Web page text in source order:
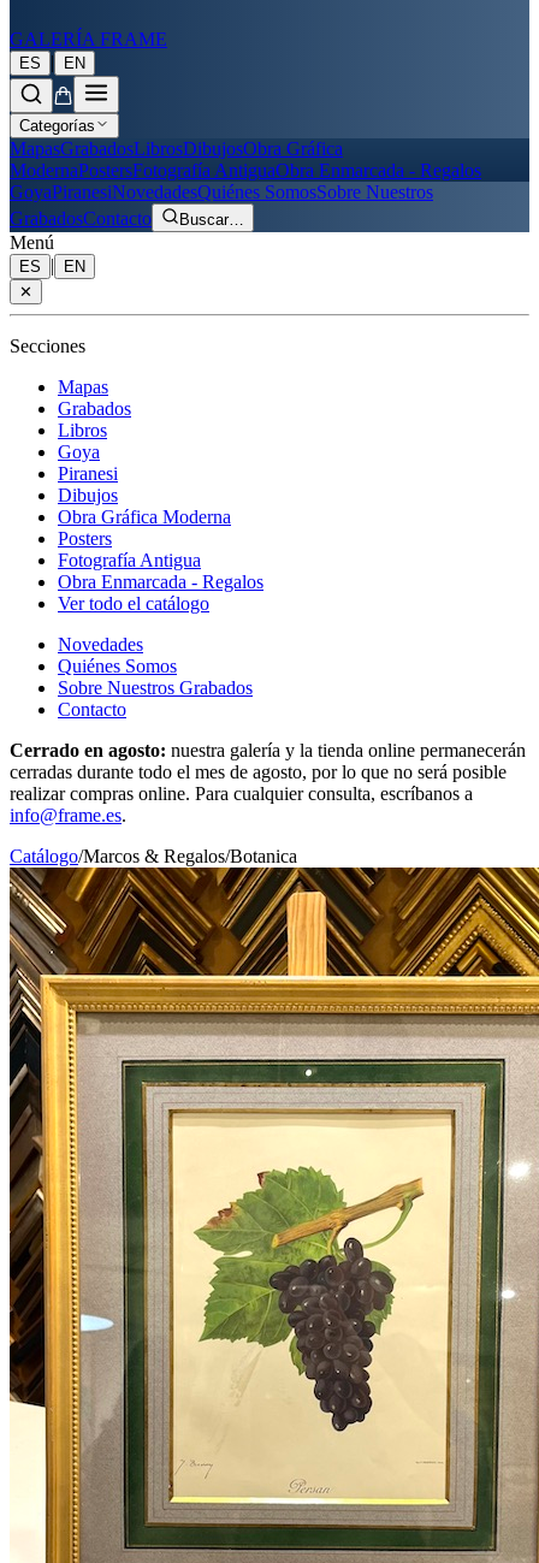
GALERÍA FRAME
ES | EN
Categorías
MapasGrabadosLibrosDibujosObra Gráfica
ModernaPostersFotografía AntiguaObra Enmarcada - Regalos
GoyaPiranesiNovedadesQuiénes SomosSobre Nuestros
GrabadosContacto Buscar…
Menú
ES |
EN
✕
Secciones
Mapas
Grabados
Libros
Goya
Piranesi
Dibujos
Obra Gráfica Moderna
Posters
Fotografía Antigua
Obra Enmarcada - Regalos
Ver todo el catálogo
Novedades
Quiénes Somos
Sobre Nuestros Grabados
Contacto
Cerrado en agosto: nuestra galería y la tienda online permanecerán
cerradas durante todo el mes de agosto, por lo que no será posible
realizar compras online. Para cualquier consulta, escríbanos a
info@frame.es.
Catálogo/Marcos & Regalos/Botanica